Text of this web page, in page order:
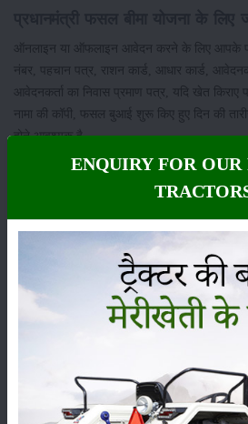
ऑनलाइन या ऑफलाइन आवेदन करने के लिए आपके
नंबर, पहचान पत्र, राशन कार्ड, आधार कार्ड,
आवेदनकर्ता का निवास प्रमाण पत्र, यदि खेत किराए
नामा की कॉपी, फसल बुआई शुरू किए हुए दिन की
होने आवश्यक है.
कीटनाशक
ENQUIRY FOR